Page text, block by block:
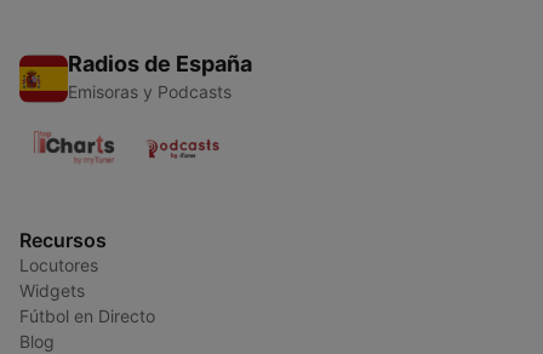
Radios de España
Emisoras y Podcasts
Recursos
Locutores
Widgets
Fútbol en Directo
Blog